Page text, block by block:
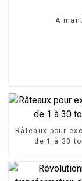
Râteaux pour
de 1 à 30